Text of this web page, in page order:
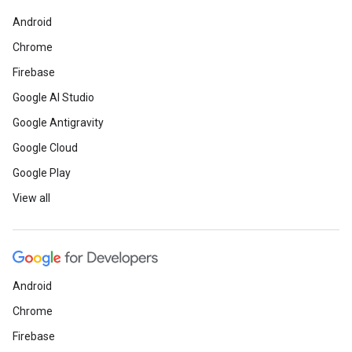
Android
Chrome
Firebase
Google AI Studio
Google Antigravity
Google Cloud
Google Play
View all
Android
Chrome
Firebase